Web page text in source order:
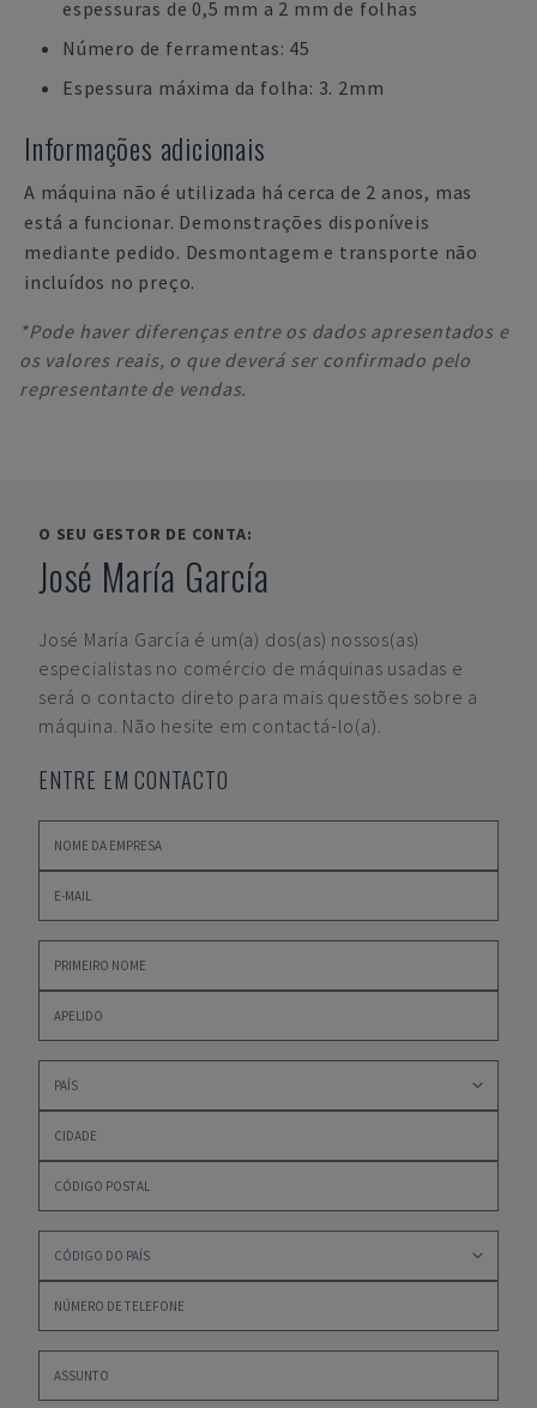
espessuras de 0,5 mm a 2 mm de folhas
Número de ferramentas: 45
Espessura máxima da folha: 3. 2mm
Informações adicionais
A máquina não é utilizada há cerca de 2 anos, mas
está a funcionar. Demonstrações disponíveis
mediante pedido. Desmontagem e transporte não
incluídos no preço.
*Pode haver diferenças entre os dados apresentados e
os valores reais, o que deverá ser confirmado pelo
representante de vendas.
O SEU GESTOR DE CONTA:
José María García
José María García é um(a) dos(as) nossos(as)
especialistas no comércio de máquinas usadas e
será o contacto direto para mais questões sobre a
máquina. Não hesite em contactá-lo(a).
ENTRE EM CONTACTO